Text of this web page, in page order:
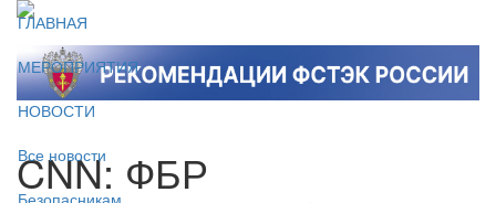
ГЛАВНАЯ
МЕРОПРИЯТИЯ
НОВОСТИ
Все новости
Безопасникам
CNN: ФБР